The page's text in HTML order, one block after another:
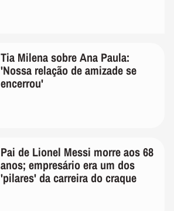
Tia Milena sobre Ana Paula:
'Nossa relação de amizade se
encerrou'
Pai de Lionel Messi morre aos 68
anos; empresário era um dos
'pilares' da carreira do craque